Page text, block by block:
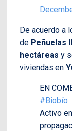
De acuerdo a
de Peñuelas
hectáreas y
viviendas en
EN
#Biobío
Activo